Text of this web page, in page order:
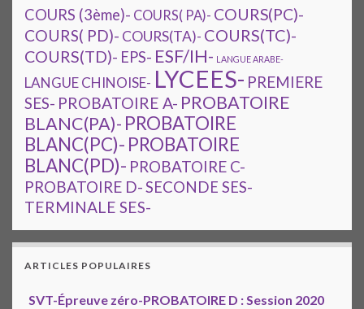
COURS (3ème)- COURS( PA)- COURS(PC)-
COURS( PD)- COURS(TA)- COURS(TC)-
COURS(TD)- EPS- ESF/IH- LANGUE ARABE-
LANGUE CHINOISE- LYCEES- PREMIERE
SES- PROBATOIRE A- PROBATOIRE
BLANC(PA)- PROBATOIRE
BLANC(PC)- PROBATOIRE
BLANC(PD)- PROBATOIRE C-
PROBATOIRE D-SECONDE SES-
TERMINALE SES-
ARTICLES POPULAIRES
SVT-Épreuve zéro-PROBATOIRE D : Session 2020